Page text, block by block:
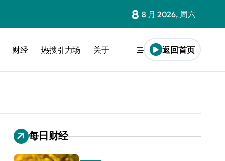
8 8 月 2026, 周六
财经 热搜引力场 关于 返回首页
每日财经